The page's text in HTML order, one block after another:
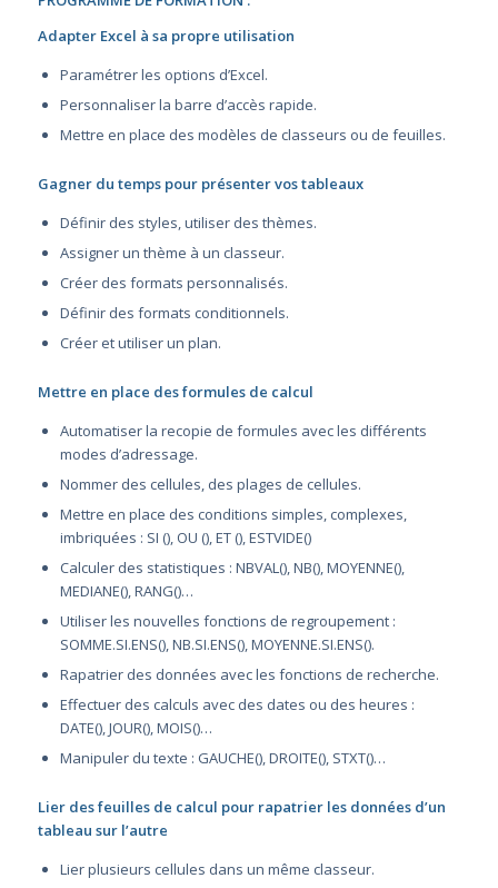
Adapter Excel à sa propre utilisation
Paramétrer les options d’Excel.
Personnaliser la barre d’accès rapide.
Mettre en place des modèles de classeurs ou de feuilles.
Gagner du temps pour présenter vos tableaux
Définir des styles, utiliser des thèmes.
Assigner un thème à un classeur.
Créer des formats personnalisés.
Définir des formats conditionnels.
Créer et utiliser un plan.
Mettre en place des formules de calcul
Automatiser la recopie de formules avec les différents
modes d’adressage.
Nommer des cellules, des plages de cellules.
Mettre en place des conditions simples, complexes,
imbriquées : SI (), OU (), ET (), ESTVIDE()
Calculer des statistiques : NBVAL(), NB(), MOYENNE(),
MEDIANE(), RANG()…
Utiliser les nouvelles fonctions de regroupement :
SOMME.SI.ENS(), NB.SI.ENS(), MOYENNE.SI.ENS().
Rapatrier des données avec les fonctions de recherche.
Effectuer des calculs avec des dates ou des heures :
DATE(), JOUR(), MOIS()…
Manipuler du texte : GAUCHE(), DROITE(), STXT()…
Lier des feuilles de calcul pour rapatrier les données d’un
tableau sur l’autre
Lier plusieurs cellules dans un même classeur.